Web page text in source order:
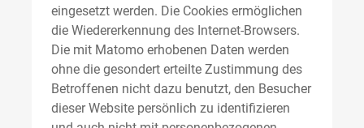
eingesetzt werden. Die Cookies ermöglichen
die Wiedererkennung des Internet-Browsers.
Die mit Matomo erhobenen Daten werden
ohne die gesondert erteilte Zustimmung des
Betroffenen nicht dazu benutzt, den Besucher
dieser Website persönlich zu identifizieren